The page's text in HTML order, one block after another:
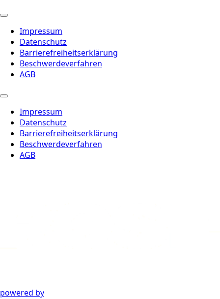
Impressum
Datenschutz
Barrierefreiheitserklärung
Beschwerdeverfahren
AGB
Impressum
Datenschutz
Barrierefreiheitserklärung
Beschwerdeverfahren
AGB
powered by